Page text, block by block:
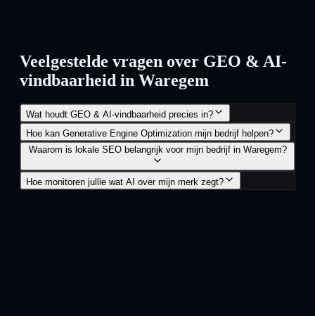
Veelgestelde vragen over GEO & AI-
vindbaarheid in Waregem
Wat houdt GEO & AI-vindbaarheid precies in?
Hoe kan Generative Engine Optimization mijn bedrijf helpen?
Waarom is lokale SEO belangrijk voor mijn bedrijf in Waregem?
Hoe monitoren jullie wat AI over mijn merk zegt?